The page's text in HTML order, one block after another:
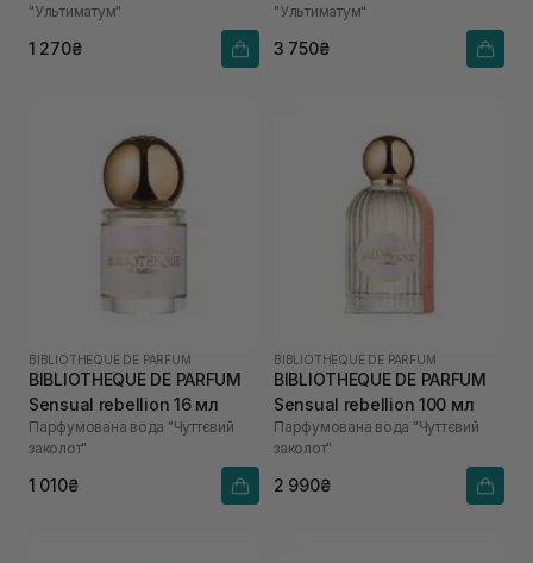
"Ультиматум"
1 270₴
"Ультиматум"
3 750₴
BIBLIOTHEQUE DE PARFUM
BIBLIOTHEQUE DE PARFUM
Sensual rebellion 16 мл
Парфумована вода "Чуттєвий
заколот"
1 010₴
BIBLIOTHEQUE DE PARFUM
BIBLIOTHEQUE DE PARFUM
Sensual rebellion 100 мл
Парфумована вода "Чуттєвий
заколот"
2 990₴